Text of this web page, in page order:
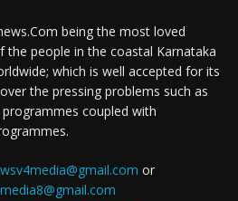
being the most loved
the people in the coastal Karnataka
which is well accepted for its
the pressing problems such as
coupled with
or